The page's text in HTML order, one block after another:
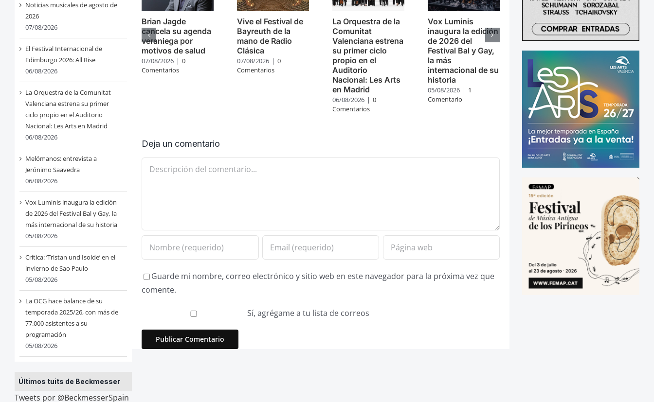
Noticias musicales de agosto de
2026
07/08/2026
El Festival Internacional de
Edimburgo 2026: All Rise
06/08/2026
La Orquestra de la Comunitat
Valenciana estrena su primer
ciclo propio en el Auditorio
Nacional: Les Arts en Madrid
06/08/2026
Melómanos: entrevista a
Jerónimo Saavedra
06/08/2026
Vox Luminis inaugura la edición
de 2026 del Festival Bal y Gay, la
más internacional de su historia
05/08/2026
Crítica: ‘Tristan und Isolde’ en el
invierno de Sao Paulo
05/08/2026
La OCG hace balance de su
temporada 2025/26, con más de
77.000 asistentes a su
programación
05/08/2026
Últimos tuits de Beckmesser
Tweets por @BeckmesserSpain
Brian Jagde
cancela su agenda
veraniega por
motivos de salud
07/08/2026 | 0
Comentarios
Vive el Festival de
Bayreuth de la
mano de Radio
Clásica
07/08/2026 | 0
Comentarios
La Orquestra de la
Comunitat
Valenciana estrena
su primer ciclo
propio en el
Auditorio
Nacional: Les Arts
en Madrid
06/08/2026 | 0
Comentarios
Vox Luminis
inaugura la edición
de 2026 del
Festival Bal y Gay,
la más
internacional de su
historia
05/08/2026 | 1
Comentario
Deja un comentario
Comentario
Guarde mi nombre, correo electrónico y sitio web en este navegador para la próxima vez que
comente.
Sí, agrégame a tu lista de correos